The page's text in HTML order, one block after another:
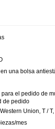
una bolsa
el pedido de
de pedido
Union, T /
mes